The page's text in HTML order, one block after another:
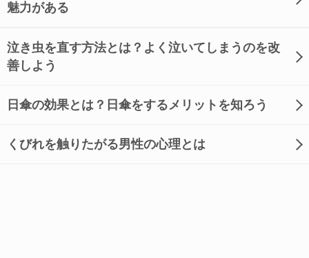
魅力がある
泣き虫を直す方法とは？よく泣いてしまうのを改
善しよう
日傘の効果とは？日傘をするメリットを知ろう
くびれを触りたがる男性の心理とは